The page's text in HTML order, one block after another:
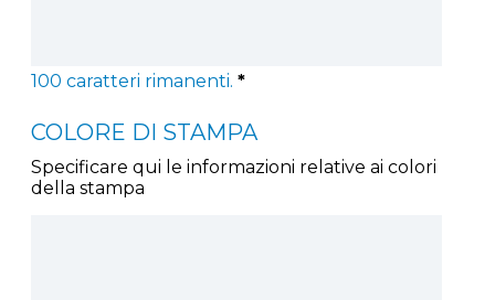
100 caratteri rimanenti. *
COLORE DI STAMPA
Specificare qui le informazioni relative ai colori
della stampa